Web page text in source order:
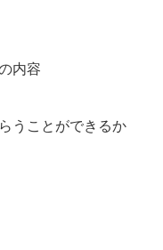
内容
うことができるか